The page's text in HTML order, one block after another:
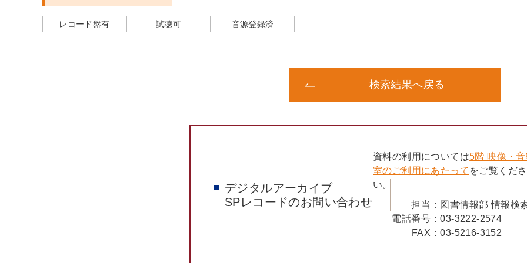
レコード盤有 試聴可 音源登録済
検索結果へ戻る
デジタルアーカイブ
SPレコードのお問い合わせ
資料の利用については5階 映像・
室のご利用にあたって をご覧くださ
い。
担当： 図書情報部 情報検
電話番号：03-3222-2574
FAX：03-5216-3152